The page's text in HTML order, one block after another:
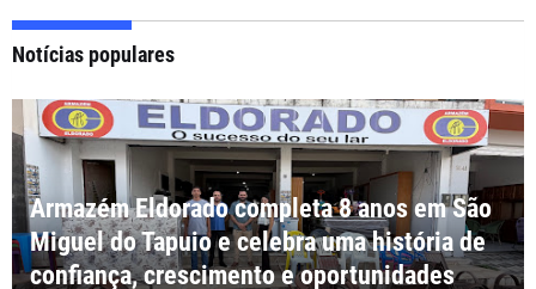
Notícias populares
Armazém Eldorado completa 8 anos em São
Miguel do Tapuio e celebra uma história de
confiança, crescimento e oportunidades